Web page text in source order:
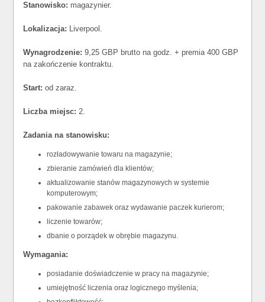
Stanowisko: magazynier.
Lokalizacja: Liverpool.
Wynagrodzenie: 9,25 GBP brutto na godz. + premia 400 GBP
na zakończenie kontraktu.
Start: od zaraz.
Liczba miejsc: 2.
Zadania na stanowisku:
rozładowywanie towaru na magazynie;
zbieranie zamówień dla klientów;
aktualizowanie stanów magazynowych w systemie
komputerowym;
pakowanie zabawek oraz wydawanie paczek kurierom;
liczenie towarów;
dbanie o porządek w obrębie magazynu.
Wymagania:
posiadanie doświadczenie w pracy na magazynie;
umiejętność liczenia oraz logicznego myślenia;